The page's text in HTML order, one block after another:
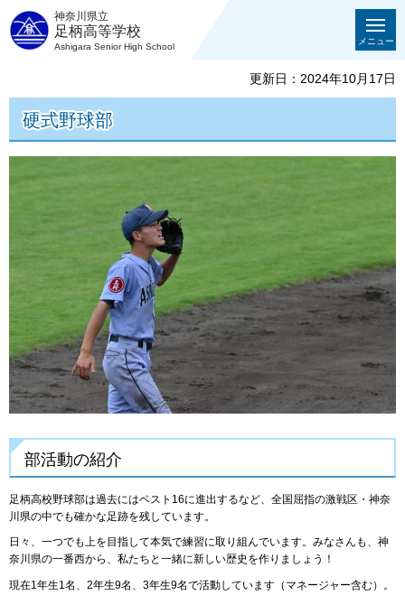
神奈川県立
足柄高等学校
Ashigara Senior High School
メニュー
更新日：2024年10月17日
硬式野球部
部活動の紹介
足柄高校野球部は過去にはベスト16に進出するなど、全国屈指の激戦区・神奈
川県の中でも確かな足跡を残しています。
日々、一つでも上を目指して本気で練習に取り組んでいます。みなさんも、神
奈川県の一番西から、私たちと一緒に新しい歴史を作りましょう！
現在1年生1名、2年生9名、3年生9名で活動しています（マネージャー含む）。